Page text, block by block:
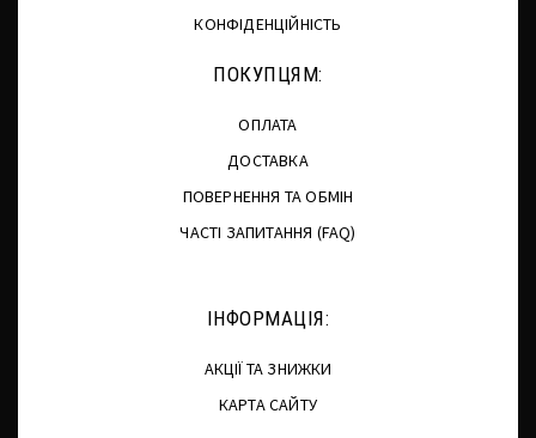
КОНФІДЕНЦІЙНІСТЬ
ПОКУПЦЯМ:
ОПЛАТА
ДОСТАВКА
ПОВЕРНЕННЯ ТА ОБМІН
ЧАСТІ ЗАПИТАННЯ (FAQ)
ІНФОРМАЦІЯ:
АКЦІЇ ТА ЗНИЖКИ
КАРТА САЙТУ